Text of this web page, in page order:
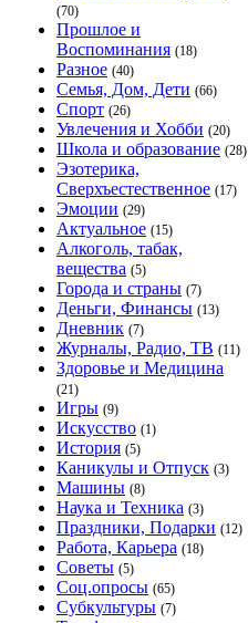
(70)
Прошлое и
Воспоминания (18)
Разное (40)
Семья, Дом, Дети (66)
Спорт (26)
Увлечения и Хобби (20)
Школа и образование (28)
Эзотерика,
Сверхъестественное (17)
Эмоции (29)
Актуальное (15)
Алкоголь, табак,
вещества (5)
Города и страны (7)
Деньги, Финансы (13)
Дневник (7)
Журналы, Радио, ТВ (11)
Здоровье и Медицина
(21)
Игры (9)
Искусство (1)
История (5)
Каникулы и Отпуск (3)
Машины (8)
Наука и Техника (3)
Праздники, Подарки (12)
Работа, Карьера (18)
Советы (5)
Соц.опросы (65)
Субкультуры (7)